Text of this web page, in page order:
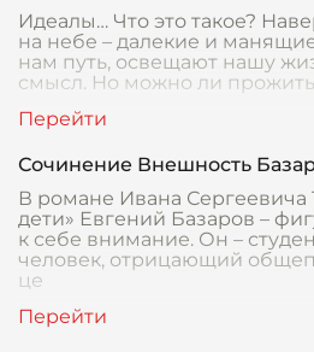
Идеалы… Что это такое?
на небе – далекие и
нам путь, освещают нашу
смысл. Но можно ли
Сочинение Внешность
В романе Ивана Сергеевича
дети» Евгений Базаров –
к себе внимание. Он –
человек, отрицающий
це